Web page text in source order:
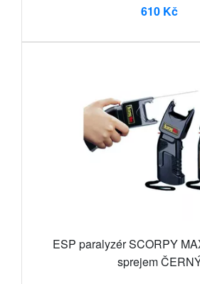
610 Kč
ESP paralyzér SCORPY
sprejem